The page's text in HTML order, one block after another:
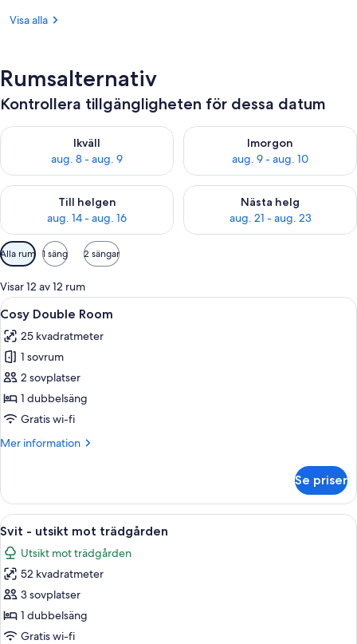
Visa alla
Rumsalternativ
Kontrollera tillgängligheten för dessa datum
Ikväll
aug. 8 - aug. 9
Kontrollera tillgängligheten för ikväll aug. 8 - aug. 9
Imorgon
aug. 9 - aug. 10
Kontrollera tillgängligheten
Till helgen
aug. 14 - aug. 16
Kontrollera tillgängligheten för den här helgen aug. 14 - aug.
Nästa helg
aug. 21 - aug. 23
Kontrollera tillgängligheten
Tillgängliga
filter
för
rum
Alla rum 1 säng 2 sängar
Visar 12 av 12 rum
Öppna
alla
foton
för
Cosy
Double
Room
Ett sovrum med en säng, ett
7
Cosy Double Room
25 kvadratmeter
1 sovrum
2 sovplatser
1 dubbelsäng
Gratis wi-fi
Mer information
Mer
Double
Room
Se priser
Öppna
alla
foton
för
Svit
-
utsikt
Ett modernt sovrum med en stor
20
Svit - utsikt mot trädgården
Utsikt mot trädgården
52 kvadratmeter
3 sovplatser
1 dubbelsäng
Gratis wi-fi